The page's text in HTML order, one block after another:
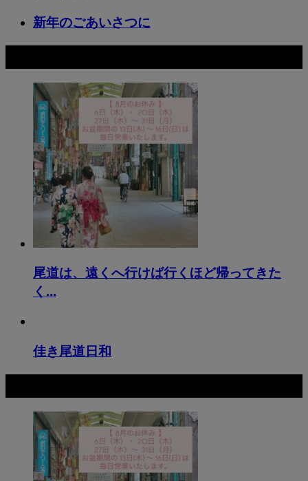
新年のごあいさつに
尾道は、遠くへ行けば行くほど帰ってきた
く...
佳き尾道日和